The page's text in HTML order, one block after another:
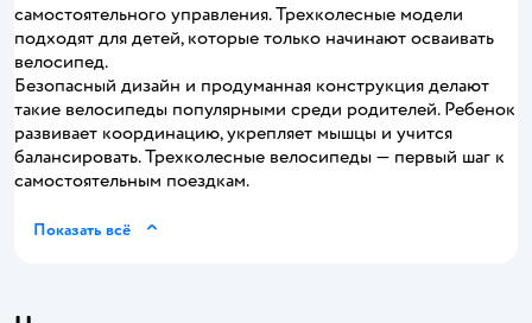
самостоятельного управления. Трехколесные модели
подходят для детей, которые только начинают осваивать
велосипед.
Безопасный дизайн и продуманная конструкция делают
такие велосипеды популярными среди родителей. Ребенок
развивает координацию, укрепляет мышцы и учится
балансировать. Трехколесные велосипеды — первый шаг к
самостоятельным поездкам.
Показать всё